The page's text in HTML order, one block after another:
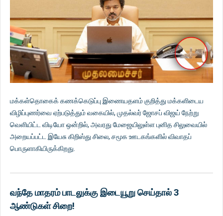
மக்கள்தொகைக் கணக்கெடுப்பு இணையதளம் குறித்து மக்களிடைய
விழிப்புணர்வை ஏற்படுத்தும் வகையில், முதல்வர் ஜோசப் விஜய் நேற்று
வெளியிட்ட விடியோ ஒன்றில், அவரது மேஜையிலுள்ள புனித சிலுவையில்
அறையப்பட்ட இயேசு கிறிஸ்து சிலை, சமூக ஊடகங்களில் விவாதப்
பொருளாகியிருக்கிறது.
வந்தே மாதரம் பாடலுக்கு இடையூறு செய்தால் 3
ஆண்டுகள் சிறை!